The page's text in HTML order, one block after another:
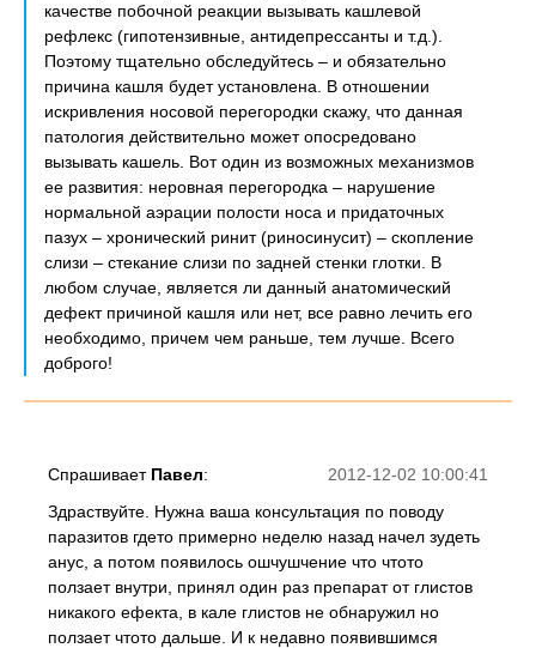
качестве побочной реакции вызывать кашлевой
рефлекс (гипотензивные, антидепрессанты и т.д.).
Поэтому тщательно обследуйтесь – и обязательно
причина кашля будет установлена. В отношении
искривления носовой перегородки скажу, что данная
патология действительно может опосредовано
вызывать кашель. Вот один из возможных механизмов
ее развития: неровная перегородка – нарушение
нормальной аэрации полости носа и придаточных
пазух – хронический ринит (риносинусит) – скопление
слизи – стекание слизи по задней стенки глотки. В
любом случае, является ли данный анатомический
дефект причиной кашля или нет, все равно лечить его
необходимо, причем чем раньше, тем лучше. Всего
доброго!
2012-12-02 10:00:41
Спрашивает Павел:
Здраствуйте. Нужна ваша консультация по поводу
паразитов гдето примерно неделю назад начел зудеть
анус, а потом появилось ошчушчение что чтото
ползает внутри, принял один раз препарат от глистов
никакого ефекта, в кале глистов не обнаружил но
ползает чтото дальше. И к недавно появившимся